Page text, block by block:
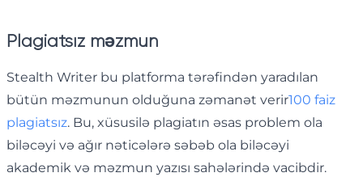
Plagiatsız məzmun
Stealth Writer bu platforma tərəfindən yaradılan
bütün məzmunun olduğuna zəmanət verir100 faiz
plagiatsız. Bu, xüsusilə plagiatın əsas problem ola
biləcəyi və ağır nəticələrə səbəb ola biləcəyi
akademik və məzmun yazısı sahələrində vacibdir.